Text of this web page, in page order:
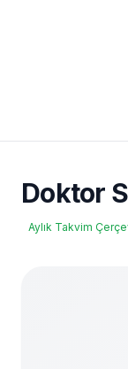
Doktor
Aylık Takvim